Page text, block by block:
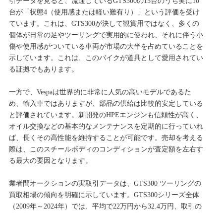
台が「状態4（使用感または軽い難有り）」という評価を受け
ています。これは、GTS300が決して観賞用ではなく、多くの
個体が日常の足やツーリングで実用的に使われ、それに伴う小
傷や使用感がついている車両が市場の大半を占めていることを
示しています。これは、このバイクが道具として愛用されてい
る証拠でもあります。
一方で、Vespaは世界的に非常に人気の高いモデルであるた
め、輸入車ではありますが、部品の供給は比較的安定している
と評価されています。新開発のHPEエンジンも信頼性が高く、
オイル交換などの基本的なメンテナンスを定期的に行っていれ
ば、長くその高性能を維持することが可能です。売却を考える
際は、このスチールボディのコンディションが査定額を左右す
る最大の要因となります。
業者間オークションの実取引データは、GTS300 ツーリングの
買取相場の傾向を明確に示しています。GTS300シリーズ全体
（2009年～2024年）では、平均で22万円から32.4万円、取引の